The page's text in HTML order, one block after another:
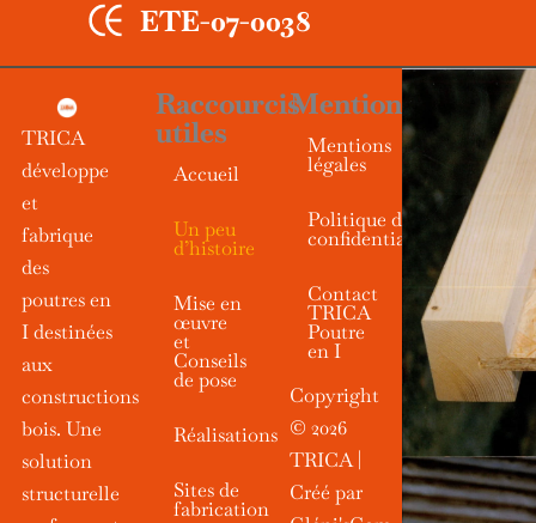
ETE-07-0038
TRICA
développe
et
fabrique
des
poutres en
I destinées
aux
constructions
bois. Une
solution
structurelle
Raccourcis
utiles
Accueil
Un peu
d’histoire
Mise en
œuvre
et
Conseils
de pose
Réalisations
Sites de
fabrication
Mentions
Mentions
légales
Politique de
confidentialité
Contact
TRICA
Poutre
en I
Copyright
© 2026
TRICA |
Créé par